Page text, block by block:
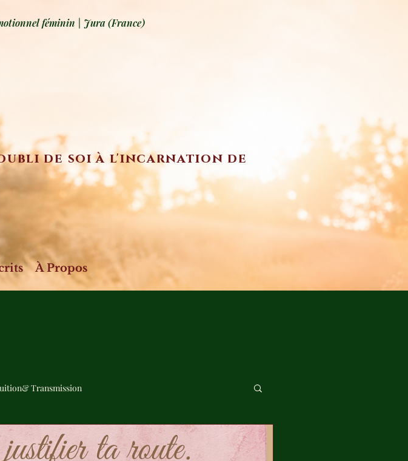
féminin | Jura (France)
de soi à l'incarnation de
À Propos
Transmission